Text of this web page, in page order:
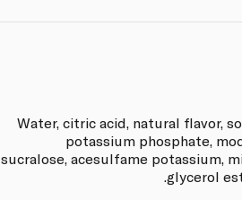
Water, citric acid, natural flavor,
potassium phosphate,
sucralose, acesulfame potassium,
glycerol